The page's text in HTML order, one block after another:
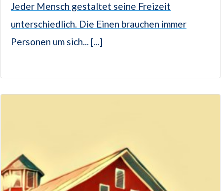
Jeder Mensch gestaltet seine Freizeit
unterschiedlich. Die Einen brauchen immer
Personen um sich... [...]